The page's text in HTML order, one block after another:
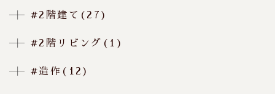
#2階建て(27)
#2階リビング(1)
#造作(12)